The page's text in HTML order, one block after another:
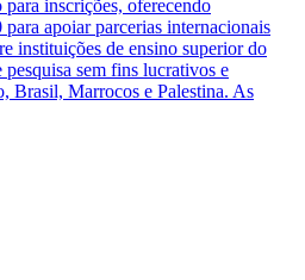
inscrições, oferecendo
apoiar parcerias internacionais
instituições de ensino superior do
sem fins lucrativos e
Brasil, Marrocos e Palestina. As